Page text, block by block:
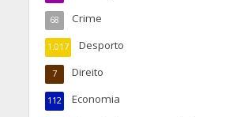
Crime
68
Desporto
1.017
Direito
7
Economia
112